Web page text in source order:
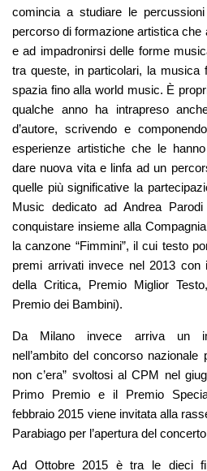
comincia a studiare le
percorso di formazione artistica
e ad impadronirsi delle forme
tra queste, in particolari, la musica
spazia fino alla world music. È
qualche anno ha intrapreso
d’autore, scrivendo e
esperienze artistiche che le
dare nuova vita e linfa ad un
quelle più significative la
Music dedicato ad Andrea
conquistare insieme alla
la canzone “Fimmini”, il cui testo
premi arrivati invece nel 2013 con
della Critica, Premio Miglior
Premio dei Bambini).
Da Milano invece arriva un
nell’ambito del concorso nazionale
non c’era” svoltosi al CPM nel
Primo Premio e il Premio
febbraio 2015 viene invitata alla
Parabiago per l’apertura del
Ad Ottobre 2015 è tra le dieci